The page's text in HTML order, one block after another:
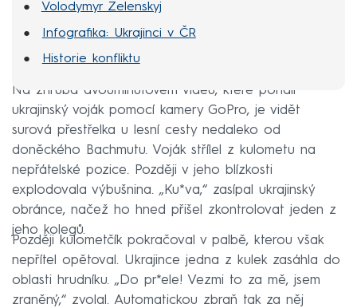
Volodymyr Zelenskyj
Infografika: Ukrajinci v ČR
Historie konfliktu
Na zhruba dvouminutovém videu, které pořídil
ukrajinský voják pomocí kamery GoPro, je vidět
surová přestřelka u lesní cesty nedaleko od
doněckého Bachmutu. Voják střílel z kulometu na
nepřátelské pozice. Později v jeho blízkosti
explodovala výbušnina. „Ku*va,“ zasípal ukrajinský
obránce, načež ho hned přišel zkontrolovat jeden z
jeho kolegů.
Později kulometčík pokračoval v palbě, kterou však
nepřítel opětoval. Ukrajince jedna z kulek zasáhla do
oblasti hrudníku. „Do pr*ele! Vezmi to za mě, jsem
zraněný,“ zvolal. Automatickou zbraň tak za něj